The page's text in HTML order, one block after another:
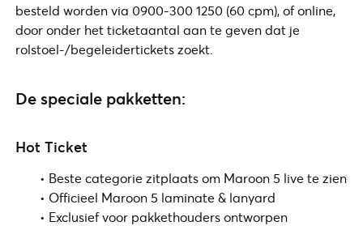
besteld worden via 0900-300 1250 (60 cpm), of online,
door onder het ticketaantal aan te geven dat je
rolstoel-/begeleidertickets zoekt.
De speciale pakketten:
Hot Ticket
• Beste categorie zitplaats om Maroon 5 live te zien
• Officieel Maroon 5 laminate & lanyard
• Exclusief voor pakkethouders ontworpen